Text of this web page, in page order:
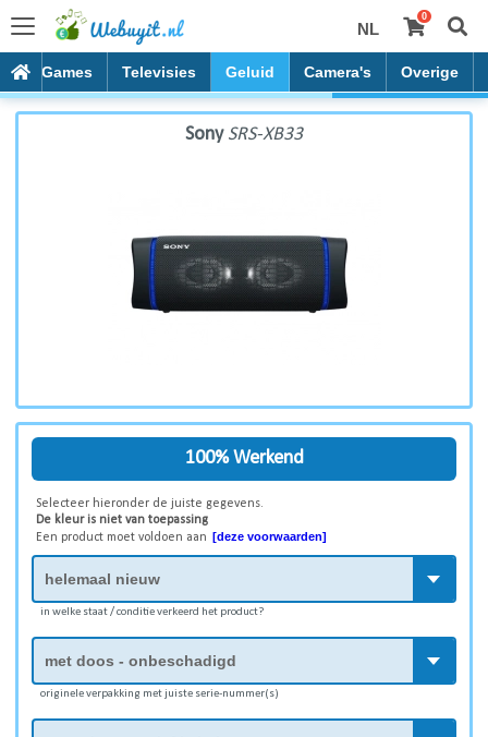
NL
0
Games Televisies Geluid Camera's Overige
Sony SRS-XB33
Sony SRS-XB33
100% Werkend
Selecteer hieronder de juiste gegevens.
De kleur is niet van toepassing
Een product moet voldoen aan [deze voorwaarden]
in welke staat / conditie verkeerd het product?
originele verpakking met juiste serie-nummer(s)